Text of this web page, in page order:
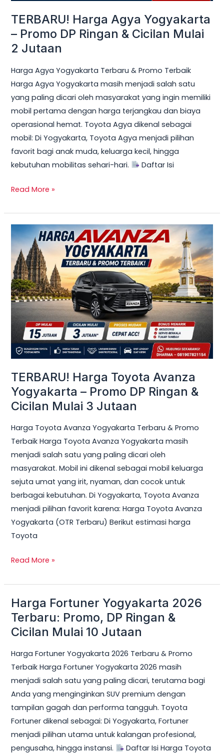
TERBARU! Harga Agya Yogyakarta
– Promo DP Ringan & Cicilan Mulai
2 Jutaan
Harga Agya Yogyakarta Terbaru & Promo Terbaik
Harga Agya Yogyakarta masih menjadi salah satu
yang paling dicari oleh masyarakat yang ingin memiliki
mobil pertama dengan harga terjangkau dan biaya
operasional hemat. Toyota Agya dikenal sebagai
mobil: Di Yogyakarta, Toyota Agya menjadi pilihan
favorit bagi anak muda, keluarga kecil, hingga
kebutuhan mobilitas sehari-hari.
Daftar Isi
2
Jutaan
Read More »
TERBARU! Harga Toyota Avanza
Yogyakarta – Promo DP Ringan &
Cicilan Mulai 3 Jutaan
Harga Toyota Avanza Yogyakarta Terbaru & Promo
Terbaik Harga Toyota Avanza Yogyakarta masih
menjadi salah satu yang paling dicari oleh
masyarakat. Mobil ini dikenal sebagai mobil keluarga
sejuta umat yang irit, nyaman, dan cocok untuk
berbagai kebutuhan. Di Yogyakarta, Toyota Avanza
menjadi pilihan favorit karena: Harga Toyota Avanza
Yogyakarta (OTR Terbaru) Berikut estimasi harga
Toyota
TERBARU!
Harga
Toyota
Avanza
Yogyakarta
–
Promo
DP
Ringan
&
Mulai
3
Jutaan
Read More »
Harga Fortuner Yogyakarta 2026
Terbaru: Promo, DP Ringan &
Cicilan Mulai 10 Jutaan
Harga Fortuner Yogyakarta 2026 Terbaru & Promo
Terbaik Harga Fortuner Yogyakarta 2026 masih
menjadi salah satu yang paling dicari, terutama bagi
Anda yang menginginkan SUV premium dengan
tampilan gagah dan performa tangguh. Toyota
Fortuner dikenal sebagai: Di Yogyakarta, Fortuner
menjadi pilihan utama untuk kalangan profesional,
pengusaha, hingga instansi.
Daftar Isi Harga Toyota
Harga
Fortuner
Yogyakarta
Terbaru:
Promo,
DP
Ringan
&
Cicilan
Mulai
10